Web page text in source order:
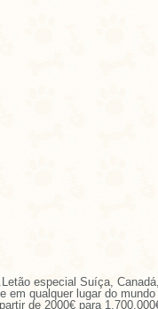
especial Suíça,
em qualquer lugar do
de 2000€ para